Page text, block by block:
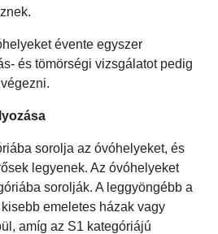
évente egyszer
és tömörségi vizsgálatot pedig
sorolja az óvóhelyeket, és
legyenek. Az óvóhelyeket
sorolják. A leggyöngébb a
emeletes házak vagy
amíg az S1 kategóriájú